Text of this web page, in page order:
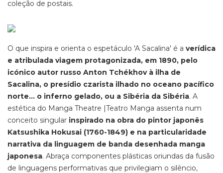
coleção de postais.
O que inspira e orienta o espetáculo 'A Sacalina' é a verídica
e atribulada viagem protagonizada, em 1890, pelo
icónico autor russo Anton Tchékhov à ilha de
Sacalina, o presídio czarista ilhado no oceano pacífico
norte... o inferno gelado, ou a Sibéria da Sibéria. A
estética do Manga Theatre |Teatro Manga assenta num
conceito singular inspirado na obra do pintor japonês
Katsushika Hokusai (1760-1849) e na particularidade
narrativa da linguagem de banda desenhada manga
japonesa. Abraça componentes plásticas oriundas da fusão
de linguagens performativas que privilegiam o silêncio,